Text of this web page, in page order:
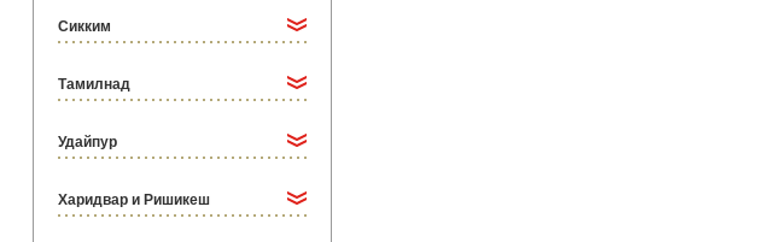
Сикким
Тамилнад
Удайпур
Харидвар и Ришикеш